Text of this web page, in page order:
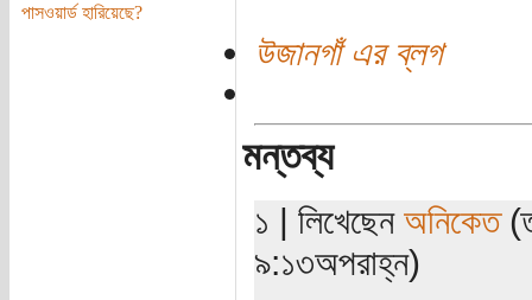
পাসওয়ার্ড হারিয়েছে?
উজানগাঁ এর ব্লগ
মন্তব্য
১ | লিখেছেন অনিকেত
৯:১৩অপরাহ্ন)